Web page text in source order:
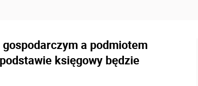
a podmiotem
księgowy będzie